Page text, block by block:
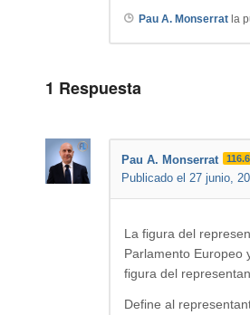
Pau A. Monserrat la
1 Respuesta
Pau A. Monserrat
Publicado el 27 junio,
La figura del
Parlamento Europeo
figura del
Define al